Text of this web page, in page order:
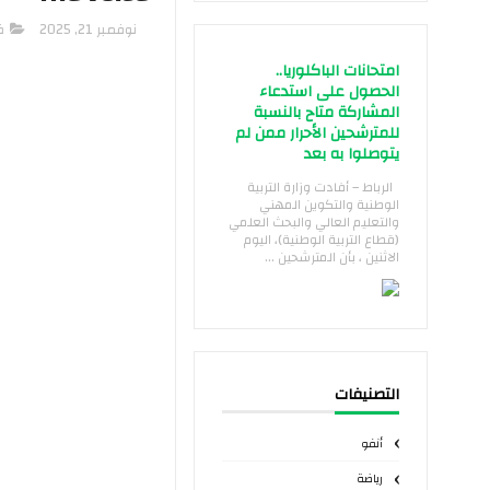
امتحانات الباكلوريا..
الحصول على استدعاء
المشاركة متاح بالنسبة
للمترشحين الأحرار ممن لم
يتوصلوا به بعد
الرباط – أفادت وزارة التربية
الوطنية والتكوين المهني
والتعليم العالي والبحث العلمي
(قطاع التربية الوطنية)، اليوم
الاثنين ، بأن المترشحين ...
التصنيفات
أنفو
رياضة
نوفمبر 21, 2025